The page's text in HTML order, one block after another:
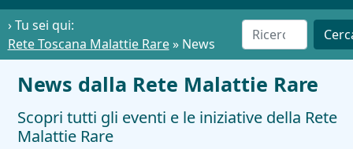
› Tu sei qui:
Rete Toscana Malattie Rare» News
News dalla Rete Malattie Rare
Scopri tutti gli eventi e le iniziative della Rete
Malattie Rare